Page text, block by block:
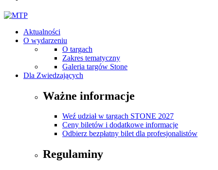
Aktualności
O wydarzeniu
O targach
Zakres tematyczny
Galeria targów Stone
Dla Zwiedzających
Ważne informacje
Weź udział w targach STONE 2027
Ceny biletów i dodatkowe informacje
Odbierz bezpłatny bilet dla profesjonalistów
Regulaminy